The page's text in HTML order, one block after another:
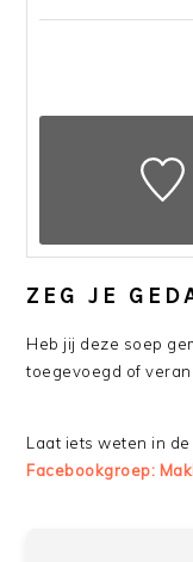
ZEG JE
Heb jij deze soep
toegevoegd of
Laat iets weten in
Facebookgroep: